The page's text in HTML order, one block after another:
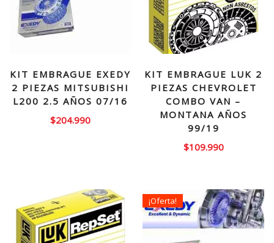
KIT EMBRAGUE EXEDY
2 PIEZAS MITSUBISHI
L200 2.5 AÑOS 07/16
$204.990
KIT EMBRAGUE LUK 2
PIEZAS CHEVROLET
COMBO VAN –
MONTANA AÑOS
99/19
$109.990
¡Oferta!